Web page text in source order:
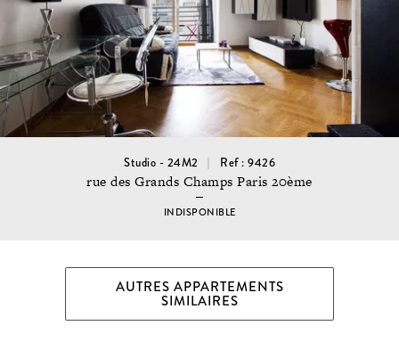
Studio - 24M2 Ref : 9426
rue des Grands Champs Paris 20ème
INDISPONIBLE
AUTRES APPARTEMENTS
SIMILAIRES